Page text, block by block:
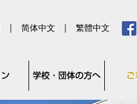
| 简体中文 | 繁體中文